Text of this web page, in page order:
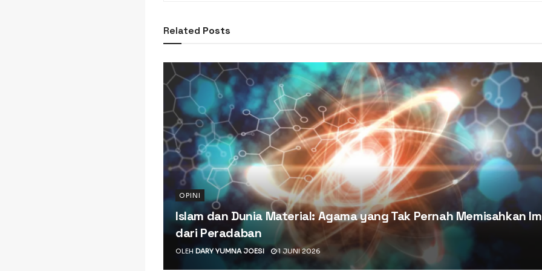
Related Posts
OPINI
Islam dan Dunia Material: Agama yang Tak Pernah Memisahkan
dari Peradaban
OLEH DARY YUMNA JOESI 1 JUNI 2026